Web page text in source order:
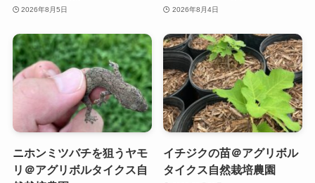
2026年8月5日 2026年8月4日
ニホンミツバチを狙うヤモ
リ＠アグリボルタイクス自
イチジクの苗＠アグリボル
タイクス自然栽培農園